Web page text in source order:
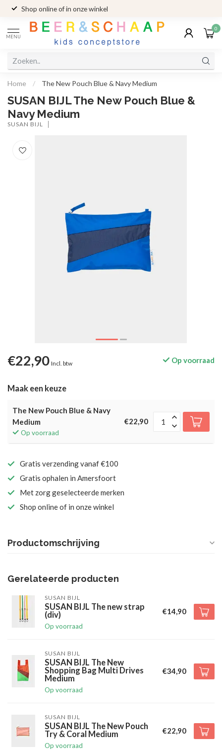
Shop online of in onze winkel
MENU
0
Home / The New Pouch Blue & Navy Medium
SUSAN BIJL The New Pouch Blue &
Navy Medium
SUSAN BIJL
€22,90 Incl. btw Op voorraad
Maak een keuze
The New Pouch Blue & Navy
Medium
Op voorraad
€22,90
Gratis verzending vanaf €100
Gratis ophalen in Amersfoort
Met zorg geselecteerde merken
Shop online of in onze winkel
Productomschrijving
Gerelateerde producten
SUSAN BIJL
SUSAN BIJL The new strap
(div)
Op voorraad
€14,90
SUSAN BIJL
SUSAN BIJL The New
Shopping Bag Multi Drives
Medium
Op voorraad
€34,90
SUSAN BIJL
SUSAN BIJL The New Pouch
Try & Coral Medium
Op voorraad
€22,90